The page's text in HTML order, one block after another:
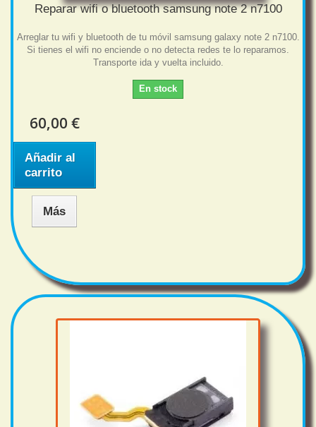
Reparar wifi o bluetooth samsung note 2 n7100
Arreglar tu wifi y bluetooth de tu móvil samsung galaxy note 2 n7100.
Si tienes el wifi no enciende o no detecta redes te lo reparamos.
Transporte ida y vuelta incluido.
En stock
60,00 €
Añadir al
carrito
Más